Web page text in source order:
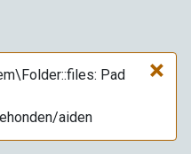
×
Pad
aiden